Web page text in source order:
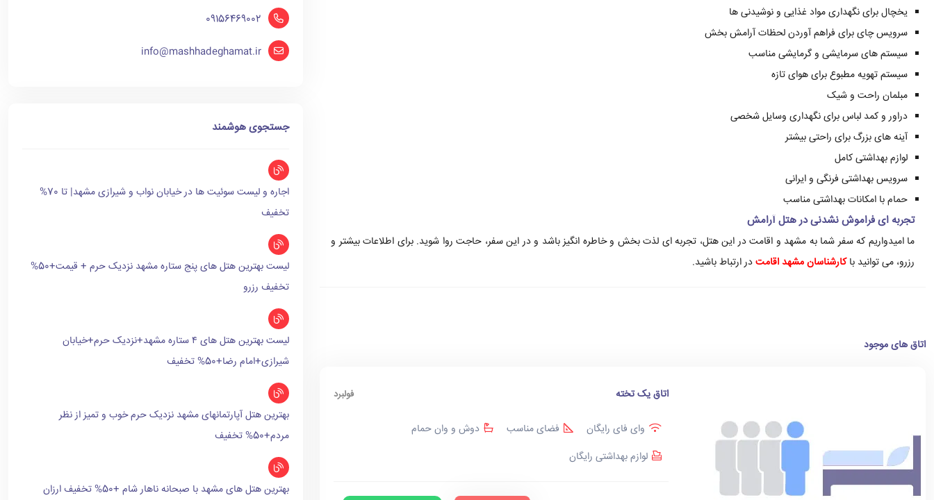
یخچال برای نگهداری مواد غذایی و نوشیدنی ها
سرویس چای برای فراهم آوردن لحظات آرامش بخش
سیستم های سرمایشی و گرمایشی مناسب
سیستم تهویه مطبوع برای هوای تازه
مبلمان راحت و شیک
دراور و کمد لباس برای نگهداری وسایل شخصی
آینه های بزرگ برای راحتی بیشتر
لوازم بهداشتی کامل
سرویس بهداشتی فرنگی و ایرانی
حمام با امکانات بهداشتی مناسب
تجربه ای فراموش نشدنی در هتل آرامش
ما امیدواریم که سفر شما به مشهد و اقامت در این هتل، تجربه ای لذت بخش و خاطره انگیز باشد و در این سفر، حاجت روا شوید. برای اطلاعات بیشتر و
رزرو، می توانید باکارشناسان مشهد اقامتدر ارتباط باشید.
اتاق های موجود
اتاق یک تخته فولبرد
وای فای رایگان فضای مناسب
دوش و وان حمام
لوازم بهداشتی رایگان
09156469002
info@mashhadeghamat.ir
جستجوی هوشمند
اجاره و لیست سوئیت ها در خیابان نواب و شیرازی مشهد| تا 70%
تخفیف
لیست بهترین هتل های پنج ستاره مشهد نزدیک حرم + قیمت+50%
تخفیف رزرو
لیست بهترین هتل های ۴ ستاره مشهد+نزدیک حرم+خیابان
شیرازی+امام رضا+50% تخفیف
بهترین هتل آپارتمانهای مشهد نزدیک حرم خوب و تمیز از نظر
مردم+50% تخفیف
بهترین هتل های مشهد با صبحانه ناهار شام +50% تخفیف ارزان